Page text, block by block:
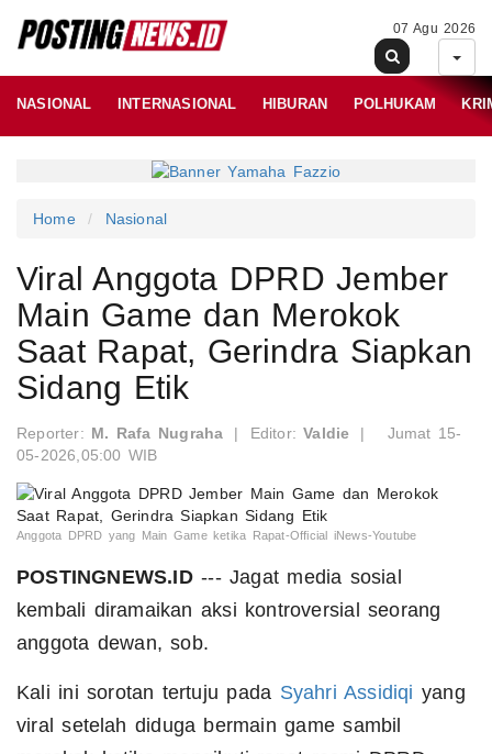
07 Agu 2026
NASIONAL INTERNASIONAL HIBURAN POLHUKAM
Home Nasional
Viral Anggota DPRD Jember
Main Game dan Merokok
Saat Rapat, Gerindra Siapkan
Sidang Etik
Reporter: M. Rafa Nugraha | Editor:Valdie |
Jumat 15-
05-2026,05:00 WIB
Anggota DPRD yang Main Game ketika Rapat-Official iNews-Youtube
POSTINGNEWS.ID--- Jagat media sosial
kembali diramaikan aksi kontroversial seorang
anggota dewan, sob.
Kali ini sorotan tertuju pada Syahri Assidiqi yang
viral setelah diduga bermain game sambil